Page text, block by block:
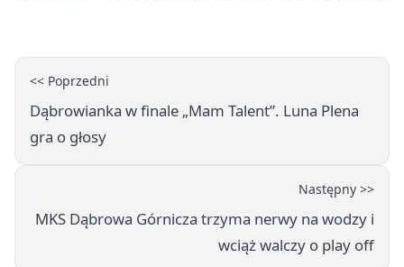
<< Poprzedni
Dąbrowianka w finale „Mam Talent”. Luna Plena
gra o głosy
Następny >>
MKS Dąbrowa Górnicza trzyma nerwy na wodzy i
wciąż walczy o play off